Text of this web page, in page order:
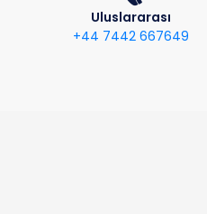
Uluslararası
+44 7442 667649